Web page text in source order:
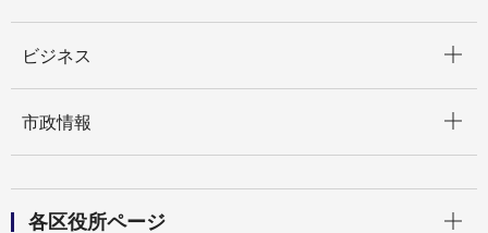
ビジネス
市政情報
各区役所ページ